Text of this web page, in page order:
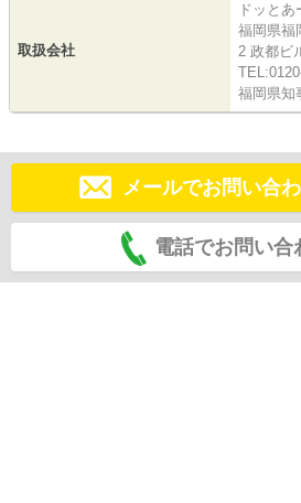
取扱会社
ドッと
福岡県福
2 政都ビ
福岡県知
メールでお問い合
電話でお問い合